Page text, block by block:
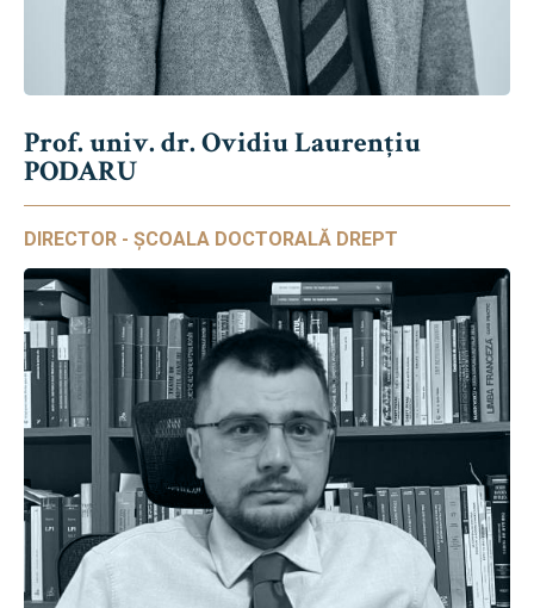
Prof. univ. dr. Ovidiu Laurențiu
PODARU
DIRECTOR - ȘCOALA DOCTORALĂ DREPT